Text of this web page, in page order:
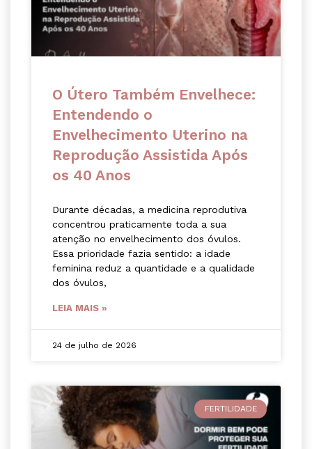
O Útero Também Envelhece:
Entendendo o
Envelhecimento Uterino na
Reprodução Assistida Após
os 40 Anos
Durante décadas, a medicina reprodutiva
concentrou praticamente toda a sua
atenção no envelhecimento dos óvulos.
Essa prioridade fazia sentido: a idade
feminina reduz a quantidade e a qualidade
dos óvulos,
LEIA MAIS »
24 de julho de 2026
FERTILIDADE